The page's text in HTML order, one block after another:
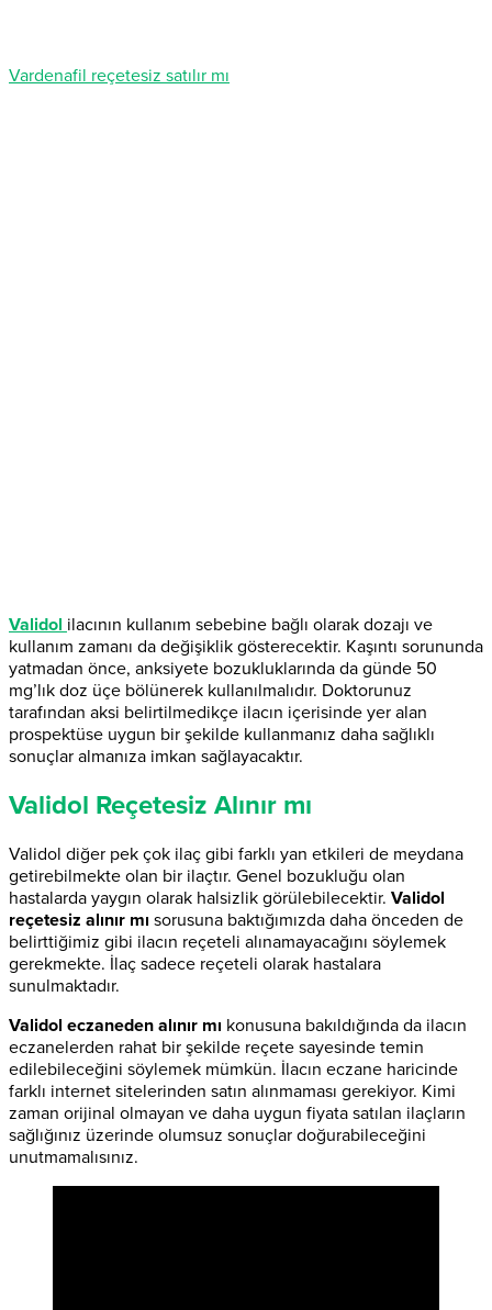
Vardenafil reçetesiz satılır mı
Validol ilacının kullanım sebebine bağlı olarak dozajı ve
kullanım zamanı da değişiklik gösterecektir. Kaşıntı sorununda
yatmadan önce, anksiyete bozukluklarında da günde 50
mg’lık doz üçe bölünerek kullanılmalıdır. Doktorunuz
tarafından aksi belirtilmedikçe ilacın içerisinde yer alan
prospektüse uygun bir şekilde kullanmanız daha sağlıklı
sonuçlar almanıza imkan sağlayacaktır.
Validol Reçetesiz Alınır mı
Validol diğer pek çok ilaç gibi farklı yan etkileri de meydana
getirebilmekte olan bir ilaçtır. Genel bozukluğu olan
hastalarda yaygın olarak halsizlik görülebilecektir. Validol
reçetesiz alınır mı sorusuna baktığımızda daha önceden de
belirttiğimiz gibi ilacın reçeteli alınamayacağını söylemek
gerekmekte. İlaç sadece reçeteli olarak hastalara
sunulmaktadır.
Validol eczaneden alınır mı konusuna bakıldığında da ilacın
eczanelerden rahat bir şekilde reçete sayesinde temin
edilebileceğini söylemek mümkün. İlacın eczane haricinde
farklı internet sitelerinden satın alınmaması gerekiyor. Kimi
zaman orijinal olmayan ve daha uygun fiyata satılan ilaçların
sağlığınız üzerinde olumsuz sonuçlar doğurabileceğini
unutmamalısınız.